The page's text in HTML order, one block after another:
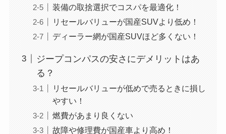
装備の取捨選択でコスパを最適化！
リセールバリューが国産SUVより低め！
ディーラー網が国産SUVほど多くない！
ジープコンパスの安さにデメリットはあ
る？
リセールバリューが低めで売るときに損し
やすい！
燃費があまり良くない
故障や修理費が国産車より高め！